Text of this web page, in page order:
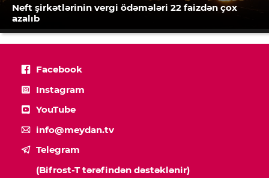
Neft şirkətlərinin vergi ödəmələri 22 faizdən çox
azalıb
Facebook
Instagram
YouTube
info@meydan.tv
Telegram
(Bifrost-T tərəfindən dəstəklənir)